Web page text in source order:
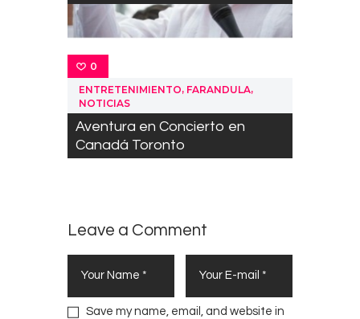
0
ENTRETENIMIENTO, FARANDULA,
NOTICIAS
Aventura en Concierto en
Canadá Toronto
Leave a Comment
Save my name, email, and website in